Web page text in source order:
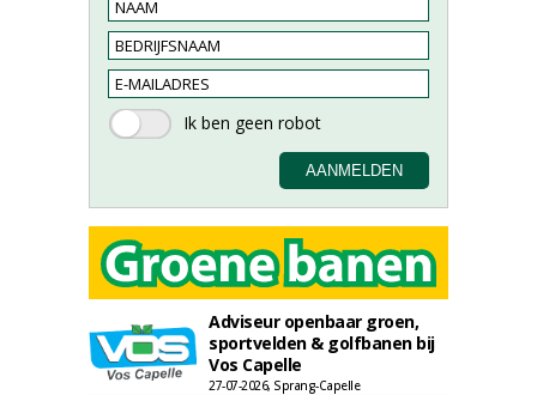
Adviseur openbaar groen,
sportvelden & golfbanen bij
Vos Capelle
27-07-2026, Sprang-Capelle